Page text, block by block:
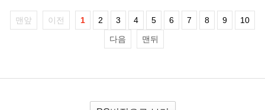
맨앞 이전 1 2 3 4 5 6 7 8 9
10
다음
맨뒤